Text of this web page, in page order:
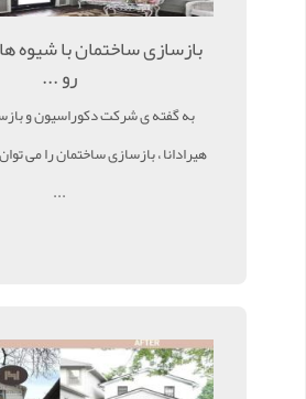
بازسازی ساختمان با شیوه
رو ...
به گفته ی شرکت دکوراسیون و
هیرادانا ، بازسازی ساختمان را می
...